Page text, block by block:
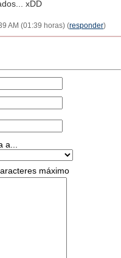
xDD
AM (01:39 horas) (responder)
máximo